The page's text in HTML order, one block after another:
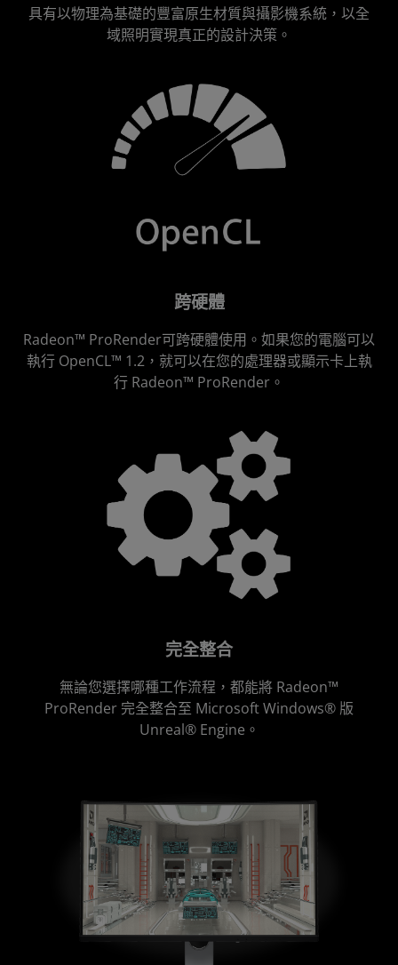
具有以物理為基礎的豐富原生材質與攝影機系統，以全
域照明實現真正的設計決策。
跨硬體
Radeon™ ProRender可跨硬體使用。如果您的電腦可以
執行 OpenCL™ 1.2，就可以在您的處理器或顯示卡上執
行 Radeon™ ProRender。
完全整合
無論您選擇哪種工作流程，都能將 Radeon™
ProRender 完全整合至 Microsoft Windows® 版
Unreal® Engine。